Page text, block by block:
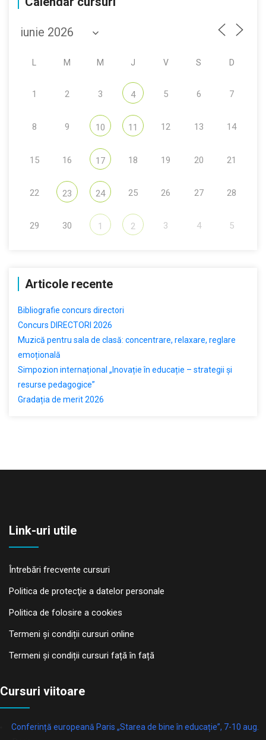
M M J V S D
1 2 3 4 5 6 7
8 9 10 11 12 13 14
15 16 17 18 19 20 21
22 23 24 25 26 27 28
29 30 1 2 3 4 5
Articole recente
Bibliografie concurs directori
Concurs DIRECTORI 2026
Muzică pentru sala de clasă: concentrare, relaxare, reglare
emoțională
Simpozion internațional „Inovație în educație – strategii și
resurse pedagogice”
Gradația de merit 2026
Link-uri utile
Întrebări frecvente cursuri
Politica de protecţie a datelor personale
Politica de folosire a cookies
Termeni și condiții cursuri online
Termeni și condiții cursuri față în față
Cursuri viitoare
Conferință europeană Paris „Starea de bine în educație”, 7-10 aug.